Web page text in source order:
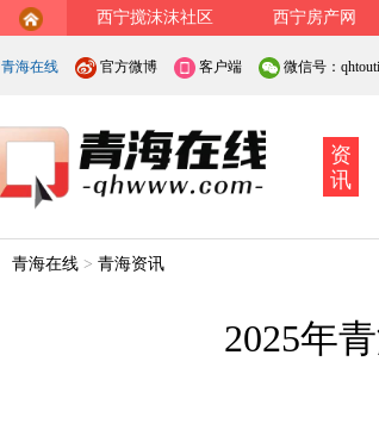
西宁搅沫沫社区 西宁房产网
青海在线 官方微博 客户端 微信号：
资
讯
青海在线 > 青海资讯
2025年